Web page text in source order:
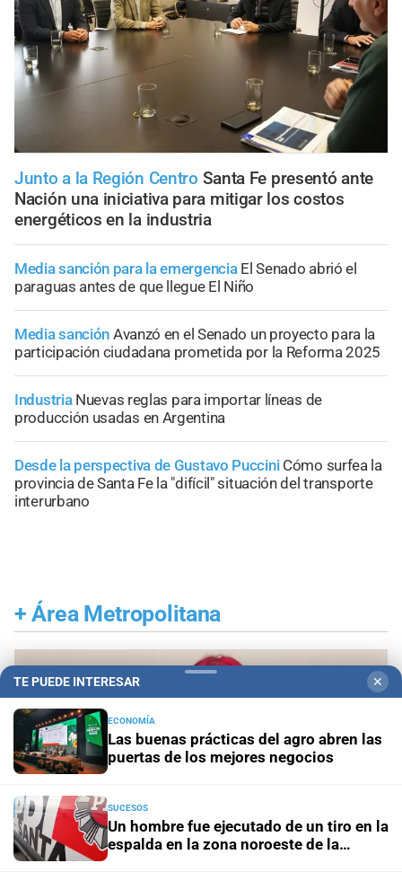
Junto a la Región Centro Santa Fe presentó ante
Nación una iniciativa para mitigar los costos
energéticos en la industria
Media sanción para la emergencia El Senado abrió el
paraguas antes de que llegue El Niño
Media sanción Avanzó en el Senado un proyecto para la
participación ciudadana prometida por la Reforma 2025
Industria Nuevas reglas para importar líneas de
producción usadas en Argentina
Desde la perspectiva de Gustavo Puccini Cómo surfea la
provincia de Santa Fe la "difícil" situación del transporte
interurbano
+ Área Metropolitana
TE PUEDE INTERESAR ✕
ECONOMÍA
Las buenas prácticas del agro abren las
puertas de los mejores negocios
SUCESOS
Un hombre fue ejecutado de un tiro en la
espalda en la zona noroeste de la